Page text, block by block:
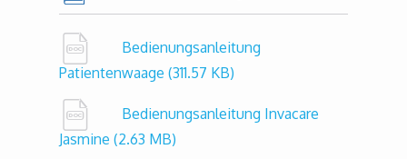
Bedienungsanleitung
Patientenwaage (311.57 KB)
Bedienungsanleitung Invacare
Jasmine (2.63 MB)